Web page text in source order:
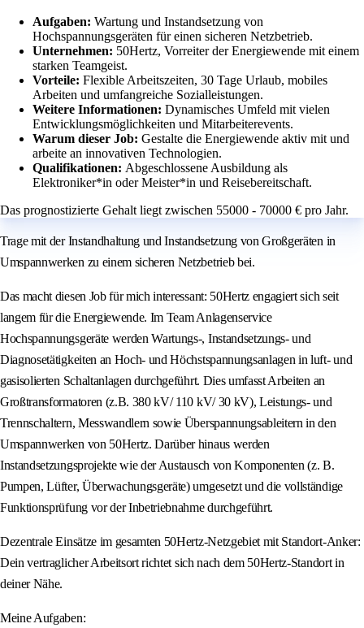
Aufgaben: Wartung und Instandsetzung von
Hochspannungsgeräten für einen sicheren Netzbetrieb.
Unternehmen: 50Hertz, Vorreiter der Energiewende mit einem
starken Teamgeist.
Vorteile: Flexible Arbeitszeiten, 30 Tage Urlaub, mobiles
Arbeiten und umfangreiche Sozialleistungen.
Weitere Informationen: Dynamisches Umfeld mit vielen
Entwicklungsmöglichkeiten und Mitarbeiterevents.
Warum dieser Job: Gestalte die Energiewende aktiv mit und
arbeite an innovativen Technologien.
Qualifikationen: Abgeschlossene Ausbildung als
Elektroniker*in oder Meister*in und Reisebereitschaft.
Das prognostizierte Gehalt liegt zwischen 55000 - 70000 € pro Jahr.
Trage mit der Instandhaltung und Instandsetzung von Großgeräten in
Umspannwerken zu einem sicheren Netzbetrieb bei.
Das macht diesen Job für mich interessant: 50Hertz engagiert sich seit
langem für die Energiewende. Im Team Anlagenservice
Hochspannungsgeräte werden Wartungs-, Instandsetzungs- und
Diagnosetätigkeiten an Hoch‑ und Höchstspannungsanlagen in luft‑ und
gasisolierten Schaltanlagen durchgeführt. Dies umfasst Arbeiten an
Großtransformatoren (z.B. 380 kV/ 110 kV/ 30 kV), Leistungs‑ und
Trennschaltern, Messwandlern sowie Überspannungsableitern in den
Umspannwerken von 50Hertz. Darüber hinaus werden
Instandsetzungsprojekte wie der Austausch von Komponenten (z. B.
Pumpen, Lüfter, Überwachungsgeräte) umgesetzt und die vollständige
Funktionsprüfung vor der Inbetriebnahme durchgeführt.
Dezentrale Einsätze im gesamten 50Hertz-Netzgebiet mit Standort-Anker:
Dein vertraglicher Arbeitsort richtet sich nach dem 50Hertz-Standort in
deiner Nähe.
Meine Aufgaben: